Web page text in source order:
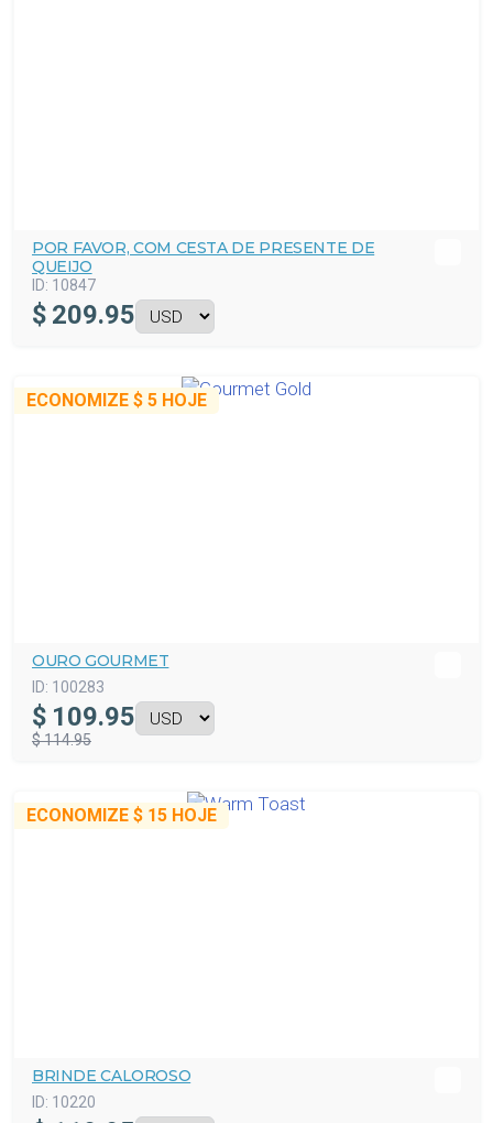
POR FAVOR, COM CESTA DE PRESENTE DE
QUEIJO
ID: 10847
$ 209.95
ECONOMIZE $ 5 HOJE
OURO GOURMET
ID: 100283
$ 109.95
$ 114.95
ECONOMIZE $ 15 HOJE
BRINDE CALOROSO
ID: 10220